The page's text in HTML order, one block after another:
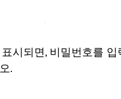
시되면, 비밀번호를 입
.